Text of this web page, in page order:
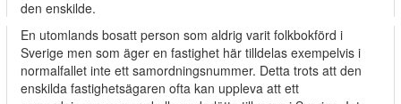
den enskilde.
En utomlands bosatt person som aldrig varit folkbokförd i
Sverige men som äger en fastighet här tilldelas exempelvis i
normalfallet inte ett samordningsnummer. Detta trots att den
enskilda fastighetsägaren ofta kan uppleva att ett